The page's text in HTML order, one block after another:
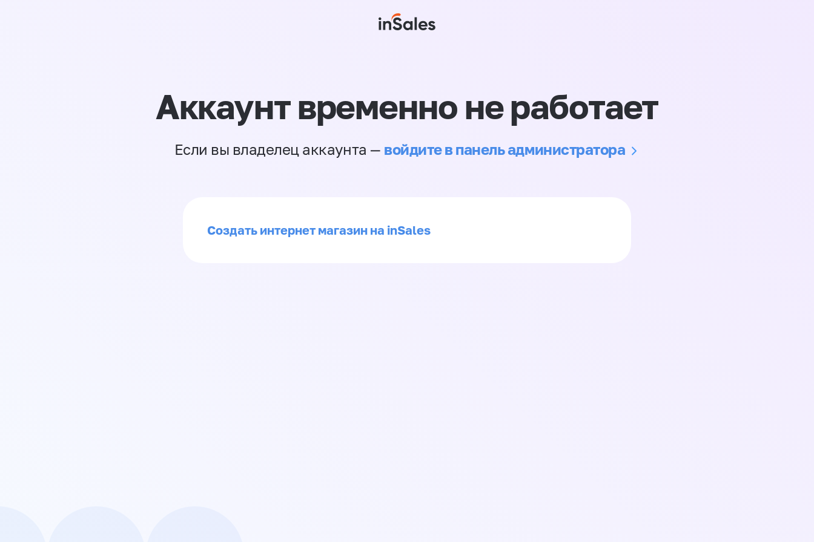
Аккаунт временно не работает
Если вы владелец аккаунта — войдите в панель администратора
Создать интернет магазин на inSales